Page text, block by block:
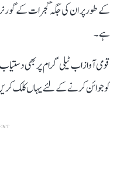
کے طور پر ان کی جگہ گجرات کے
ہے۔
قومی آواز اب ٹیلی گرام پر بھی
کو جوائن کرنے کے لئے یہاں کلک